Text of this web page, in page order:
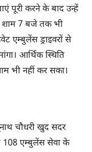
पूरी करने के बाद उन्हें
शाम 7 बजे तक भी
एम्बुलेंस ड्राइवरों से
आर्थिक स्थिति
भी नहीं कर सका।
चौधरी खुद सदर
108 एम्बुलेंस सेवा के